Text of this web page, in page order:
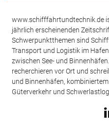
www.schifffahrtundtechnik.de
jährlich erscheinenden
Schwerpunktthemen sind
Transport und Logistik im
zwischen See- und
recherchieren vor Ort und
und Binnenhäfen, kombiniertem
Güterverkehr und